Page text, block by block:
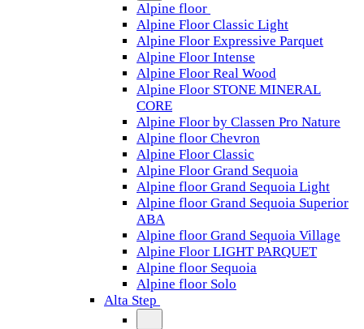
Alpine floor
Alpine Floor Classic Light
Alpine Floor Expressive Parquet
Alpine Floor Intense
Alpine Floor Real Wood
Alpine Floor STONE MINERAL
CORE
Alpine Floor by Classen Pro Nature
Alpine floor Chevron
Alpine Floor Classic
Alpine Floor Grand Sequoia
Alpine floor Grand Sequoia Light
Alpine floor Grand Sequoia Superior
ABA
Alpine floor Grand Sequoia Village
Alpine Floor LIGHT PARQUET
Alpine floor Sequoia
Alpine floor Solo
Alta Step